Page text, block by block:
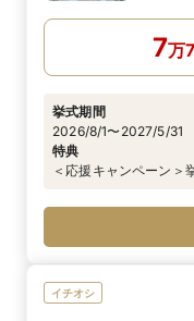
7万
挙式期間
2026/8/1〜2027/5/31
特典
＜応援キャンペーン＞
イチオシ